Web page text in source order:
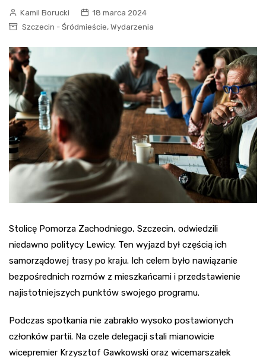
Kamil Borucki
18 marca 2024
Szczecin - Śródmieście, Wydarzenia
Stolicę Pomorza Zachodniego, Szczecin, odwiedzili
niedawno politycy Lewicy. Ten wyjazd był częścią ich
samorządowej trasy po kraju. Ich celem było nawiązanie
bezpośrednich rozmów z mieszkańcami i przedstawienie
najistotniejszych punktów swojego programu.
Podczas spotkania nie zabrakło wysoko postawionych
członków partii. Na czele delegacji stali mianowicie
wicepremier Krzysztof Gawkowski oraz wicemarszałek